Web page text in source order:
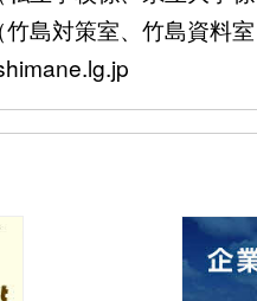
対策室、竹島資料